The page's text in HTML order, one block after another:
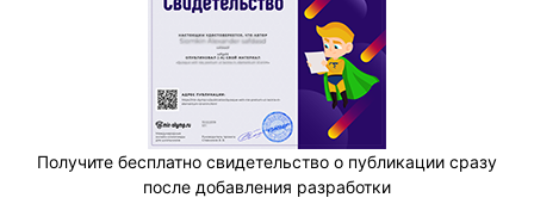
Получите бесплатно свидетельство о публикации сразу
после добавления разработки